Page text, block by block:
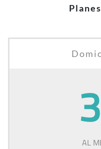
Planes
AL